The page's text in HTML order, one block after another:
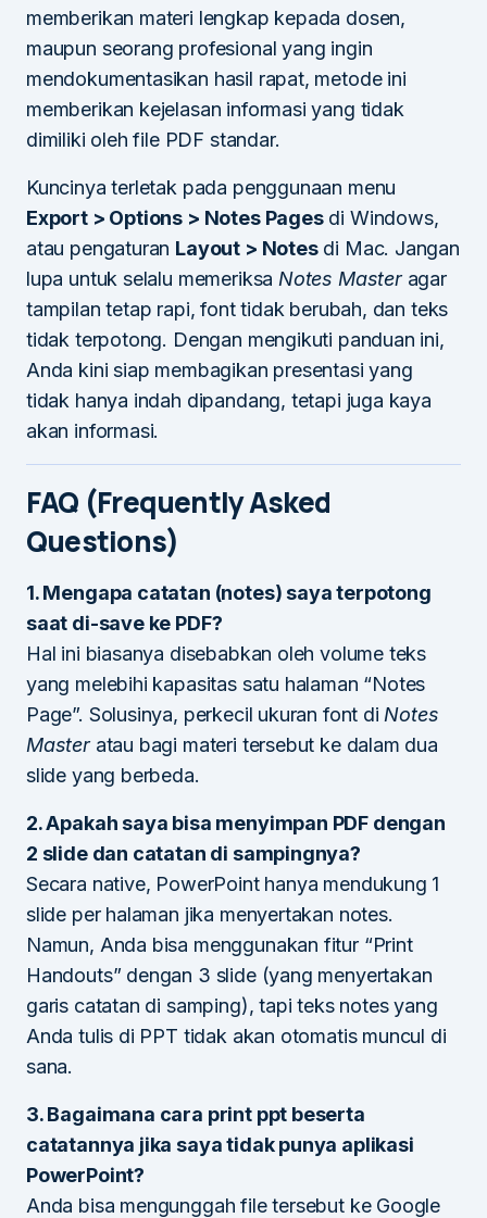
memberikan materi lengkap kepada dosen,
maupun seorang profesional yang ingin
mendokumentasikan hasil rapat, metode ini
memberikan kejelasan informasi yang tidak
dimiliki oleh file PDF standar.
Kuncinya terletak pada penggunaan menu
Export > Options > Notes Pagesdi Windows,
atau pengaturan Layout > Notesdi Mac. Jangan
lupa untuk selalu memeriksa Notes Masteragar
tampilan tetap rapi, font tidak berubah, dan teks
tidak terpotong. Dengan mengikuti panduan ini,
Anda kini siap membagikan presentasi yang
tidak hanya indah dipandang, tetapi juga kaya
akan informasi.
FAQ (Frequently Asked
Questions)
1. Mengapa catatan (notes) saya terpotong
saat di-save ke PDF?
Hal ini biasanya disebabkan oleh volume teks
yang melebihi kapasitas satu halaman “Notes
Page”. Solusinya, perkecil ukuran font di Notes
Masteratau bagi materi tersebut ke dalam dua
slide yang berbeda.
2. Apakah saya bisa menyimpan PDF dengan
2 slide dan catatan di sampingnya?
Secara native, PowerPoint hanya mendukung 1
slide per halaman jika menyertakan notes.
Namun, Anda bisa menggunakan fitur “Print
Handouts” dengan 3 slide (yang menyertakan
garis catatan di samping), tapi teks notes yang
Anda tulis di PPT tidak akan otomatis muncul di
sana.
3. Bagaimana cara print ppt beserta
catatannya jika saya tidak punya aplikasi
PowerPoint?
Anda bisa mengunggah file tersebut ke Google